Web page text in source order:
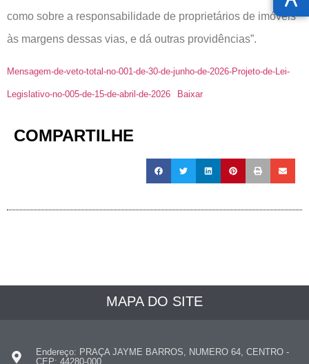
como sobre a responsabilidade de proprietários de imóveis
às margens dessas vias, e dá outras providências”.
Mensagem-de-veto-total-no-001-de-30-de-junho-de-2026-Projeto-de-Lei-
Legislativo-no-005-de-15-de-abril-de-2026 Baixar
COMPARTILHE
MAPA DO SITE
Endereço: PRAÇA JAYME BARROS, NUMERO 64, CENTRO -
CEP: 44280-000